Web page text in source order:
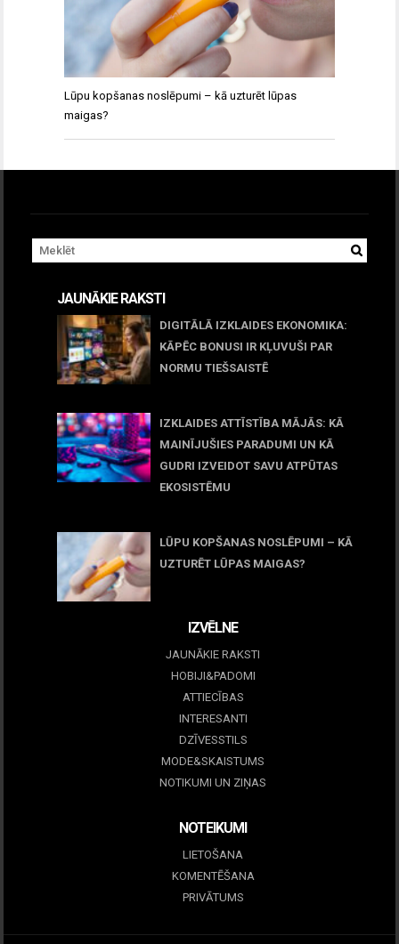
Lūpu kopšanas noslēpumi – kā uzturēt lūpas
maigas?
JAUNĀKIE RAKSTI
DIGITĀLĀ IZKLAIDES EKONOMIKA:
KĀPĒC BONUSI IR KĻUVUŠI PAR
NORMU TIEŠSAISTĒ
IZKLAIDES ATTĪSTĪBA MĀJĀS: KĀ
MAINĪJUŠIES PARADUMI UN KĀ
GUDRI IZVEIDOT SAVU ATPŪTAS
EKOSISTĒMU
LŪPU KOPŠANAS NOSLĒPUMI – KĀ
UZTURĒT LŪPAS MAIGAS?
IZVĒLNE
JAUNĀKIE RAKSTI
HOBIJI&PADOMI
ATTIECĪBAS
INTERESANTI
DZĪVESSTILS
MODE&SKAISTUMS
NOTIKUMI UN ZIŅAS
NOTEIKUMI
LIETOŠANA
KOMENTĒŠANA
PRIVĀTUMS